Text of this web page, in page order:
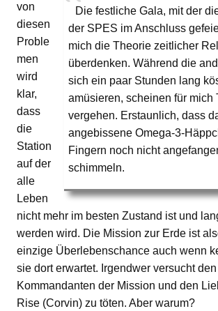
Die festliche Gala, mit der
der SPES im Anschluss
mich die Theorie zeitlicher
überdenken. Während die
sich ein paar Stunden lang
amüsieren, scheinen für mich
vergehen. Erstaunlich, dass
angebissene Omega-3-
Fingern noch nicht
schimmeln.
von
diesen
Proble
men
wird
klar,
dass
die
Station
auf der
alle
Leben
nicht mehr im besten Zustand ist und
werden wird. Die Mission zur Erde ist
einzige Überlebenschance auch wenn
sie dort erwartet. Irgendwer versucht den
Kommandanten der Mission und den
Rise (Corvin) zu töten. Aber warum?